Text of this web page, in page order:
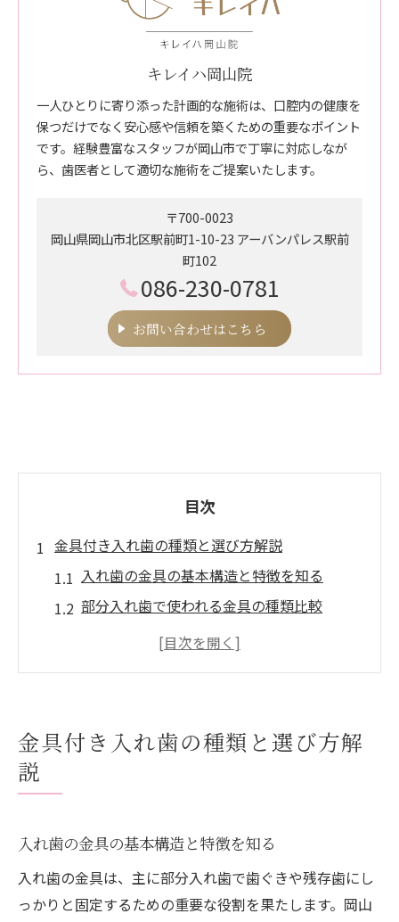
キレイハ岡山院
一人ひとりに寄り添った計画的な施術は、口腔内の健康を
保つだけでなく安心感や信頼を築くための重要なポイント
です。経験豊富なスタッフが岡山市で丁寧に対応しなが
ら、歯医者として適切な施術をご提案いたします。
〒700-0023
岡山県岡山市北区駅前町1-10-23 アーバンパレス駅前
町102
086-230-0781
お問い合わせはこちら
目次
金具付き入れ歯の種類と選び方解説
入れ歯の金具の基本構造と特徴を知る
部分入れ歯で使われる金具の種類比較
金具付き入れ歯のメリットとデメリット
目立ちにくい入れ歯の金具素材を比較
入れ歯のフィット感と金具の工夫とは
自然な見た目を叶える入れ歯の工夫
金具の違いが入れ歯に与える影響とは
金具付き入れ歯の種類と選び方解
説
入れ歯の金具の基本構造と特徴を知る
入れ歯の金具は、主に部分入れ歯で歯ぐきや残存歯にし
っかりと固定するための重要な役割を果たします。岡山